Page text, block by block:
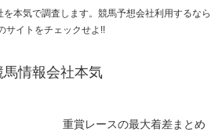
本気で調査します。競馬予想会社利用するなら
サイトをチェックせよ!!
馬情報会社本気
重賞レースの最大着差まとめ